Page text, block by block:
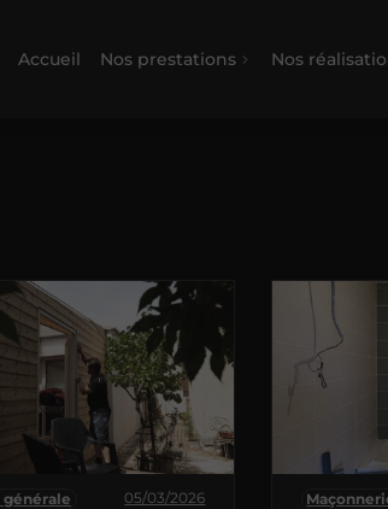
Accueil Nos prestations Nos
générale 05/03/2026